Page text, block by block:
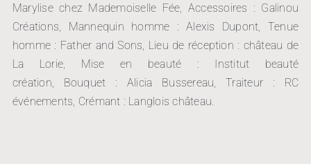
Marylise chez Mademoiselle Fée, Accessoires : Galinou
Créations, Mannequin homme : Alexis Dupont, Tenue
homme : Father and Sons, Lieu de réception : château de
La Lorie, Mise en beauté : Institut beauté
création, Bouquet : Alicia Bussereau, Traiteur : RC
événements, Crémant : Langlois château.